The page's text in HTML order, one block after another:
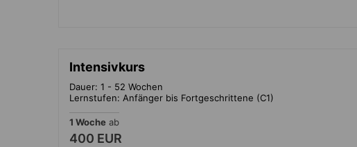
Intensivkurs
Dauer: 1 - 52 Wochen
Lernstufen: Anfänger bis Fortgeschrittene (C1)
1 Woche ab
400 EUR